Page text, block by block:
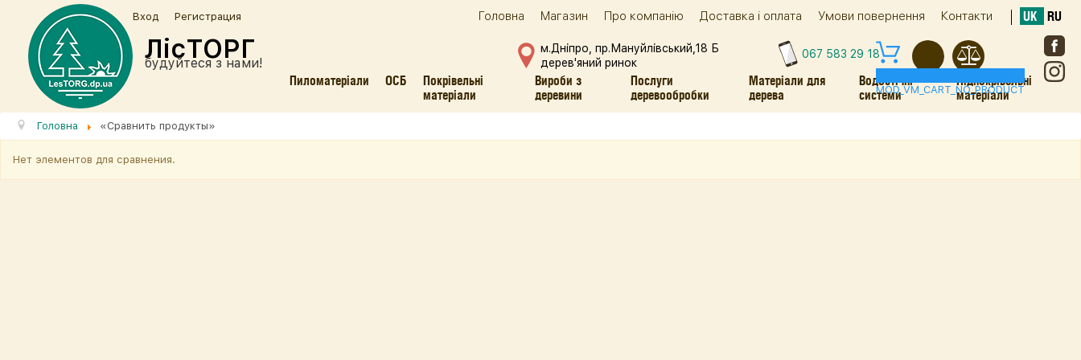
ЛісТОРГ
будуйтеся з нами!
Вход Регистрация Головна Магазин Про компанію Доставка і оплата Умови повернення Контакти UK RU
MOD_VM_CART_NO_PRODUCT
067 583 29 18
м.Дніпро, пр.Мануйлівський,18 Б
дерев'яний ринок
Пиломатеріали ОСБ
Покрівельні
матеріали
Вироби з
деревини
Послуги
деревообробки
Матеріали для
дерева
Водостічні
системи
Підпокрівельні
матеріали
Головна «Сравнить продукты»
​​Нет элементов для сравнения.